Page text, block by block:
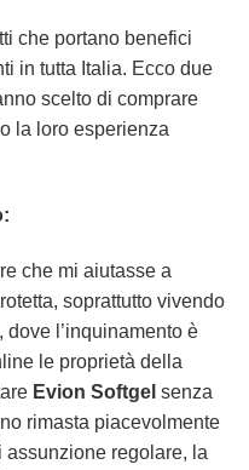
che portano benefici
in tutta Italia. Ecco due
scelto di comprare
la loro esperienza
che mi aiutasse a
soprattutto vivendo
l’inquinamento è
le proprietà della
Evion Softgel senza
rimasta piacevolmente
regolare, la